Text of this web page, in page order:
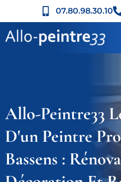
07.80.98.30.10
Allo-Peintre33
D'un Peintre
Bassens :